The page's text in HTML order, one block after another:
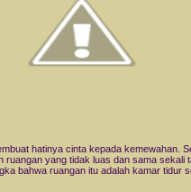
hatinya cinta kepada kemewahan.
ruangan yang tidak luas dan sama sekali
bahwa ruangan itu adalah kamar tidur